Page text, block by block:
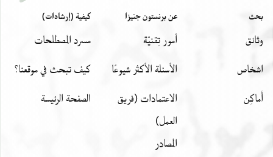
بحث
وثائق
اشخاص
أَماكِن
عن برنستون جنيزا
أمور تِقنيّة
الأسئلة الأكثر شيوعًا
الاعتمادات (فريق
العمل)
المصادر
كيفية (إرشادات)
مسرد المصطلحات
كيف تبحث في موقعنا؟
الصفحة الرئيسة